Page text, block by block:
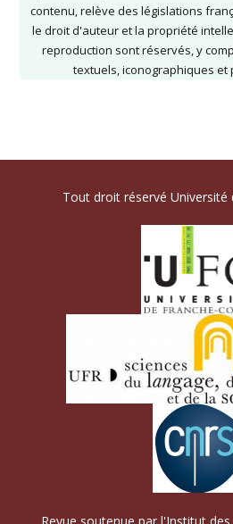
contenu, relève des législations
le droit d'auteur et la propriété
reproduction sont réservés, y
textuels, iconographiques et
Tout droit réservé Université
Revue soutenue par l'Institut